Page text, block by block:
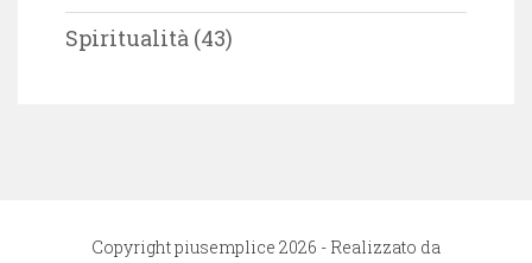
Spiritualità (43)
Copyright piusemplice 2026 - Realizzato da